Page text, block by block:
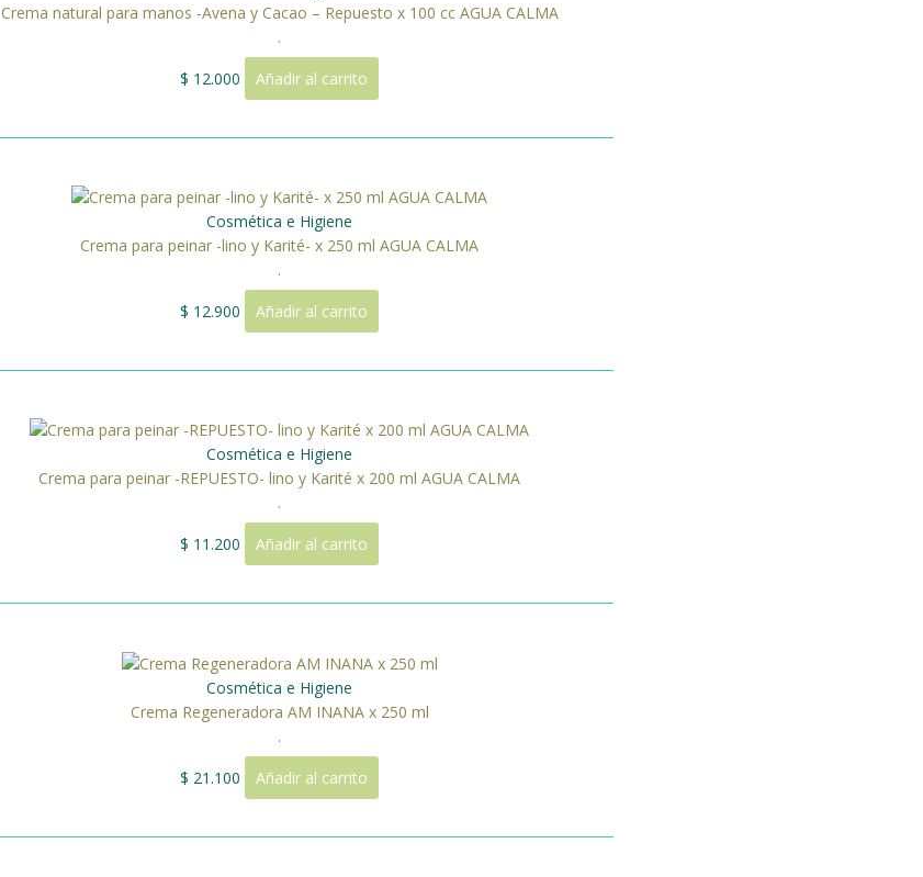
Crema natural para manos -Avena y Cacao – Repuesto x 100 cc AGUA CALMA
.
$ 12.000 Añadir al carrito
Cosmética e Higiene
Crema para peinar -lino y Karité- x 250 ml AGUA CALMA
.
$ 12.900 Añadir al carrito
Cosmética e Higiene
Crema para peinar -REPUESTO- lino y Karité x 200 ml AGUA CALMA
.
$ 11.200 Añadir al carrito
Cosmética e Higiene
Crema Regeneradora AM INANA x 250 ml
.
$ 21.100 Añadir al carrito